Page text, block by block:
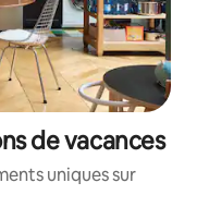
de vacances
uniques sur